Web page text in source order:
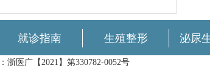
就诊指南 生殖整形 泌尿
浙医广【2021】第330782-0052号